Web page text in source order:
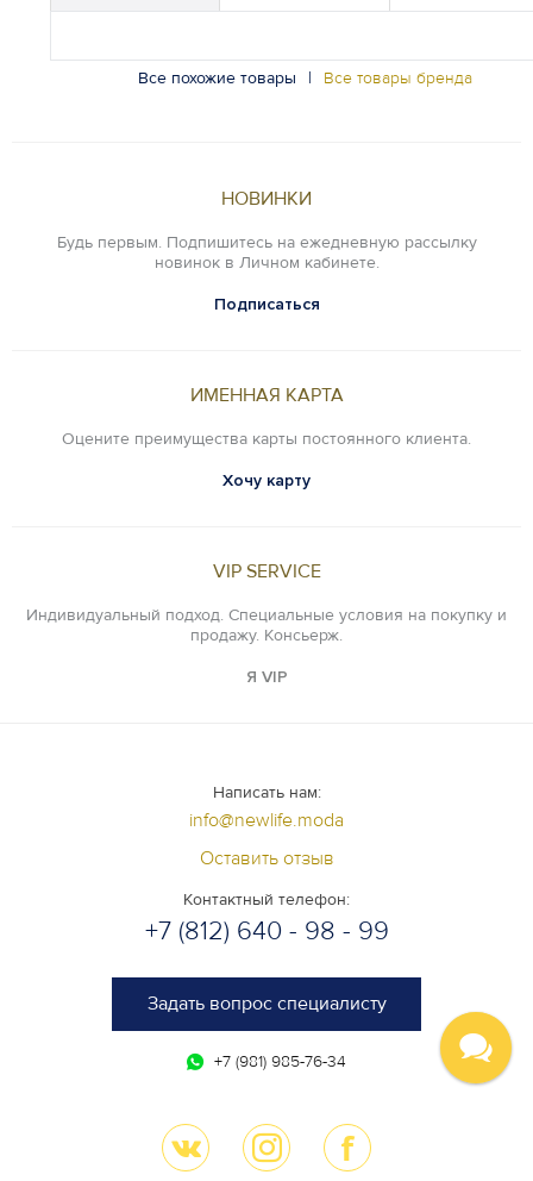
Все похожие товары | Все товары бренда
НОВИНКИ
Будь первым. Подпишитесь на ежедневную рассылку
новинок в Личном кабинете.
Подписаться
ИМЕННАЯ КАРТА
Оцените преимущества карты постоянного клиента.
Хочу карту
VIP SERVICE
Индивидуальный подход. Специальные условия на покупку и
продажу. Консьерж.
Я VIP
Написать нам:
info@newlife.moda
Оставить отзыв
Контактный телефон:
+7 (812) 640 - 98 - 99
Задать вопрос специалисту
+7 (981) 985-76-34